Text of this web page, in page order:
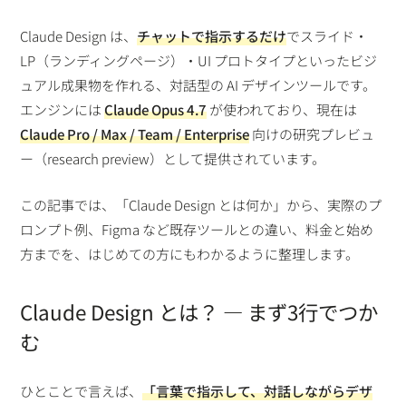
Claude Design は、チャットで指示するだけでスライド・
LP（ランディングページ）・UI プロトタイプといったビジ
ュアル成果物を作れる、対話型の AI デザインツールです。
エンジンにはClaude Opus 4.7が使われており、現在は
Claude Pro / Max / Team / Enterprise向けの研究プレビュ
ー（research preview）として提供されています。
この記事では、「Claude Design とは何か」から、実際のプ
ロンプト例、Figma など既存ツールとの違い、料金と始め
方までを、はじめての方にもわかるように整理します。
Claude Design とは？ ― まず3行でつか
む
ひとことで言えば、「言葉で指示して、対話しながらデザ